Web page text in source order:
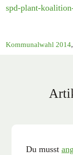
spd-plant-
Kommunalwahl 2014,
Du musst